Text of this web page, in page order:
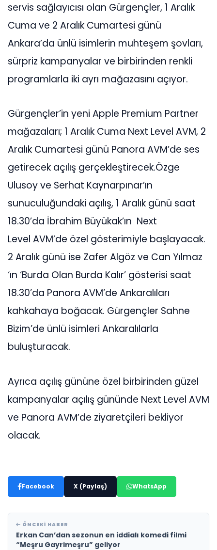
servis sağlayıcısı olan Gürgençler, 1 Aralık
Cuma ve 2 Aralık Cumartesi günü
Ankara’da ünlü isimlerin muhteşem şovları,
sürpriz kampanyalar ve birbirinden renkli
programlarla iki ayrı mağazasını açıyor.
Gürgençler’in yeni Apple Premium Partner
mağazaları; 1 Aralık Cuma Next Level AVM, 2
Aralık Cumartesi günü Panora AVM’de ses
getirecek açılış gerçekleştirecek.Özge
Ulusoy ve Serhat Kaynarpınar’ın
sunuculuğundaki açılış, 1 Aralık günü saat
18.30’da İbrahim Büyükak’ın Next
Level AVM’de özel gösterimiyle başlayacak.
2 Aralık günü ise Zafer Algöz ve Can Yılmaz
‘ın ‘Burda Olan Burda Kalır’ gösterisi saat
18.30’da Panora AVM’de Ankaralıları
kahkahaya boğacak. Gürgençler Sahne
Bizim’de ünlü isimleri Ankaralılarla
buluşturacak.
Ayrıca açılış gününe özel birbirinden güzel
kampanyalar açılış gününde Next Level AVM
ve Panora AVM’de ziyaretçileri bekliyor
olacak.
Facebook X (Paylaş) WhatsApp
ÖNCEKI HABER
Erkan Can’dan sezonun en iddialı komedi filmi
“Meşru Gayrimeşru” geliyor